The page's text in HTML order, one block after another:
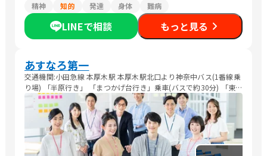
精神
知的 発達 身体 難病
LINEで相談 もっと見る
あすなろ第一
交通機関:小田急線 本厚木駅 本厚木駅北口より神奈中バス(1番線乗
り場) 「半原行き」 「まつかげ台行き」乗車(バスで約30分) 「東
谷戸入口」バス停下車、徒歩1分 車:国道129号線を渋谷方面 厚木
市立病院前信号を左折、国道412号線を愛川方面へ 「みはる野入
り口」信号を直進し、「高橋歯科」看板が見えたら右折